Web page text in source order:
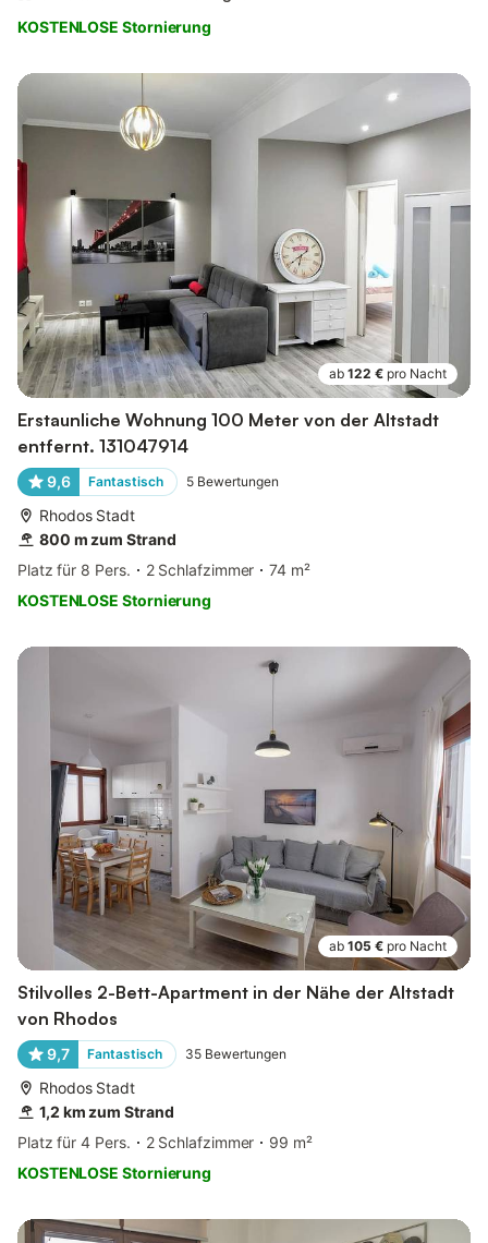
KOSTENLOSE Stornierung
ab 122 € pro Nacht
Erstaunliche Wohnung 100 Meter von der Altstadt
entfernt. 131047914
9,6 Fantastisch 5 Bewertungen
Rhodos Stadt
800 m zum Strand
Platz für 8 Pers.
2 Schlafzimmer
74 m²
KOSTENLOSE Stornierung
ab 105 € pro Nacht
Stilvolles 2-Bett-Apartment in der Nähe der Altstadt
von Rhodos
9,7 Fantastisch 35 Bewertungen
Rhodos Stadt
1,2 km zum Strand
Platz für 4 Pers.
2 Schlafzimmer
99 m²
KOSTENLOSE Stornierung